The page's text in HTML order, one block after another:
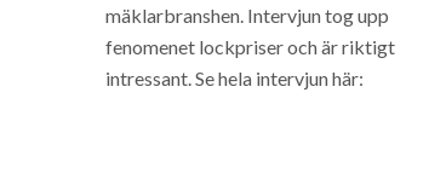
mäklarbranshen. Intervjun tog upp
fenomenet lockpriser och är riktigt
intressant. Se hela intervjun här: